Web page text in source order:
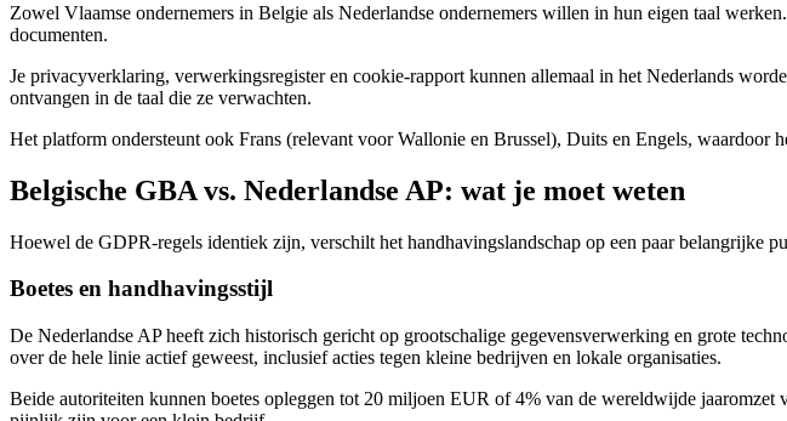
Zowel Vlaamse ondernemers in Belgie als Nederlandse ondernemers willen in hun eigen taal
documenten.
Je privacyverklaring, verwerkingsregister en cookie-rapport kunnen allemaal in het Nederlands
ontvangen in de taal die ze verwachten.
Het platform ondersteunt ook Frans (relevant voor Wallonie en Brussel), Duits en Engels, waardoor
Belgische GBA vs. Nederlandse AP: wat je moet weten
Hoewel de GDPR-regels identiek zijn, verschilt het handhavingslandschap op een paar belangrijke
Boetes en handhavingsstijl
De Nederlandse AP heeft zich historisch gericht op grootschalige gegevensverwerking en grote
over de hele linie actief geweest, inclusief acties tegen kleine bedrijven en lokale organisaties.
Beide autoriteiten kunnen boetes opleggen tot 20 miljoen EUR of 4% van de wereldwijde